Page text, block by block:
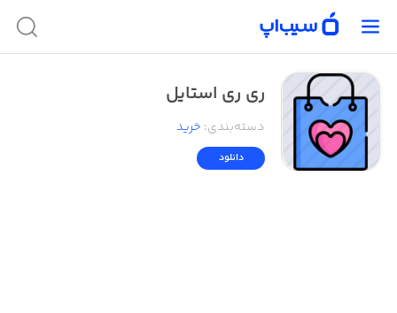
ری ری استایل
دسته‌بندی: خرید
دانلود